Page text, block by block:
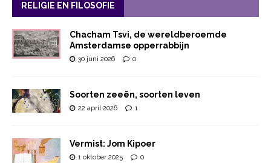
RELIGIE EN FILOSOFIE
Chacham Tsvi, de wereldberoemde
Amsterdamse opperrabbijn
30 juni 2026 0
Soorten zeeën, soorten leven
22 april 2026 1
Vermist: Jom Kipoer
1 oktober 2025 0